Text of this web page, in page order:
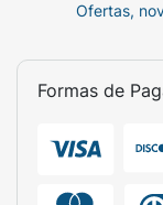
Ofertas,
Formas de